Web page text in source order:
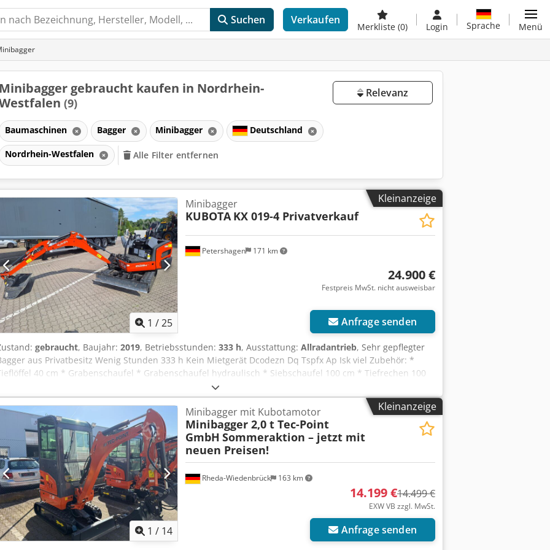
Suchen Verkaufen
Merkliste (0) Login Sprache Menü
Minibagger gebraucht kaufen in Nordrhein-
(9)
Relevanz
Baumaschinen Bagger Minibagger Deutschland
Nordrhein-Westfalen Alle Filter entfernen
Kleinanzeige
1 /25
Petershagen 171 km
Minibagger
KUBOTA KX 019-4 Privatverkauf
24.900 €
Festpreis MwSt. nicht ausweisbar
Anfrage senden
gebraucht, Baujahr: 2019, Betriebsstunden: 333 h, Ausstattung: Allradantrieb, Sehr gepflegter
aus Privatbesitz Wenig Stunden 333 h Kein Mietgerät Dcodezn Dq Tspfx Ap Isk viel Zubehör: *
40 cm * Grabenschaufel * Grabenschaufel hydraulisch * Siebschaufel 100 cm * Tiefrechen 100
cm * Rodezahn * Überrollbügel mit Dach Verbreiterbares Fahrwerk mechanischer Wechsler !Privatverkauf
nicht ausweisbar!
Kleinanzeige
1 / 14
Rheda-Wiedenbrück 163 km
Minibagger mit Kubotamotor
Minibagger 2,0 t Tec-Point
GmbH Sommeraktion – jetzt mit
neuen Preisen!
14.199 €14.499 €
EXW VB zzgl. MwSt.
Anfrage senden